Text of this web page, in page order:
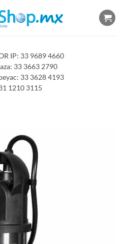
IP: 33 9689 4660
33 3663 2790
33 3628 4193
1210 3115